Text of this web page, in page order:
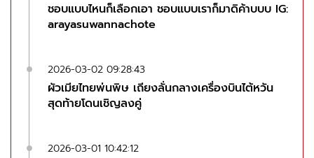
ชอบแบบไหนก็เลือกเอา ชอบแบบเราก็มาดิค้าบบบ IG:
arayasuwannachote
2026-03-02 09:28:43
ผัวเมียไทยพ่นพิษ เถียงลั่นกลางเครื่องบินไต้หวัน
สุดท้ายโดนเชิญลงคู่
2026-03-01 10:42:12